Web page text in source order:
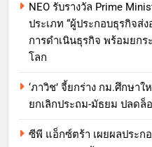
NEO รับรางวัล Prime
ประเภท “ผู้ประกอบธุรกิจส่
การดำเนินธุรกิจ พร้อมยก
โลก
‘ภาวิช’ จี้ยกร่าง กม.ศึกษา
ยกเลิกประถม-มัธยม ปลดล็
ซีพี แอ็กซ์ตร้า เผยผลประก